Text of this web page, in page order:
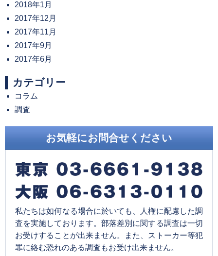
2018年1月
2017年12月
2017年11月
2017年9月
2017年6月
カテゴリー
コラム
調査
お気軽にお問合せください
私たちは如何なる場合に於いても、人権に配慮した調
査を実施しております。部落差別に関する調査は一切
お受けすることが出来ません。また、ストーカー等犯
罪に絡む恐れのある調査もお受け出来ません。